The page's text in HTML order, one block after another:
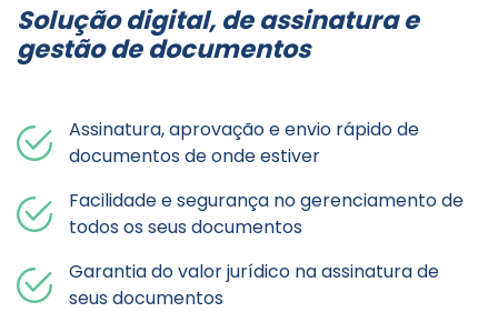
Solução digital, de assinatura e
gestão de documentos
Assinatura, aprovação e envio rápido de
documentos de onde estiver
Facilidade e segurança no gerenciamento de
todos os seus documentos
Garantia do valor jurídico na assinatura de
seus documentos